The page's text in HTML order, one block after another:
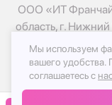
ООО «ИТ
область, г.
© 2017-2026г,
Политика
Публичная оферта
Мы используем
вашего удобства.
соглашаетесь с